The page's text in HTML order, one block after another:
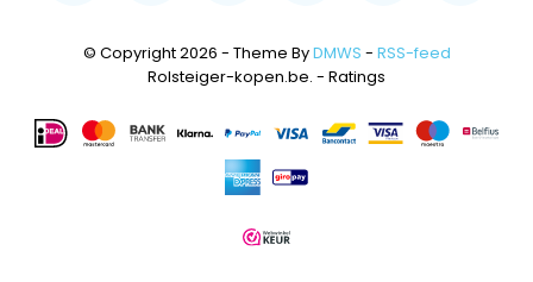
© Copyright 2026 - Theme ByDMWS - RSS-feed
Rolsteiger-kopen.be. - Ratings